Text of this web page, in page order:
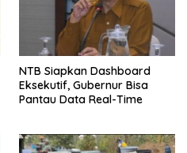
NTB Siapkan Dashboard
Eksekutif, Gubernur Bisa
Pantau Data Real-Time